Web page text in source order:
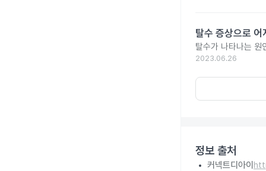
탈수 증상으로
탈수가 나타나는 원
2023.06.26
정보 출처
커넥트디아이